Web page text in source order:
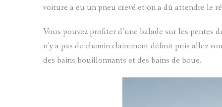
voiture a eu un pneu crevé et on a dû attendre le
Vous pouvez profiter d’une balade sur les pentes
n’y a pas de chemin clairement définit puis allez
des bains bouillonnants et des bains de boue.